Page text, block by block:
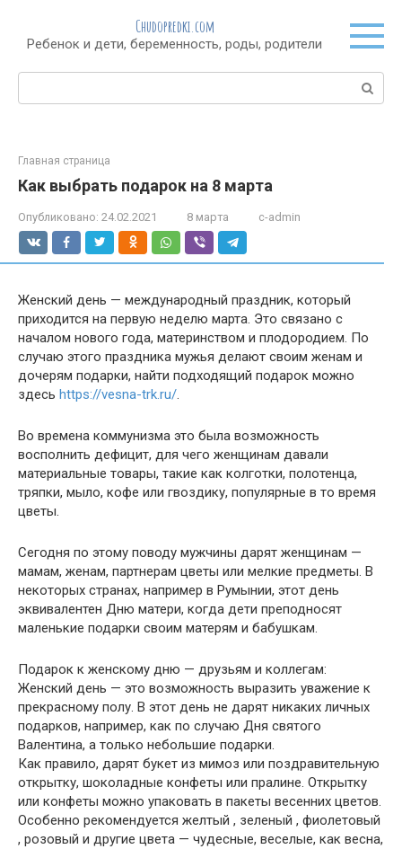
контенту
Chudopredki.com
Ребенок и дети, беременность, роды, родители
Поиск:
Главная страница
Как выбрать подарок на 8 марта
Опубликовано: 24.02.2021 8 марта c-admin
Женский день — международный праздник, который
приходится на первую неделю марта. Это связано с
началом нового года, материнством и плодородием. По
случаю этого праздника мужья делают своим женам и
дочерям подарки, найти подходящий подарок можно
здесь https://vesna-trk.ru/.
Во времена коммунизма это была возможность
восполнить дефицит, для чего женщинам давали
материальные товары, такие как колготки, полотенца,
тряпки, мыло, кофе или гвоздику, популярные в то время
цветы.
Сегодня по этому поводу мужчины дарят женщинам —
мамам, женам, партнерам цветы или мелкие предметы. В
некоторых странах, например в Румынии, этот день
эквивалентен Дню матери, когда дети преподносят
маленькие подарки своим матерям и бабушкам.
Подарок к женскому дню — друзьям и коллегам:
Женский день — это возможность выразить уважение к
прекрасному полу. В этот день не дарят никаких личных
подарков, например, как по случаю Дня святого
Валентина, а только небольшие подарки.
Как правило, дарят букет из мимоз или поздравительную
открытку, шоколадные конфеты или пралине. Открытку
или конфеты можно упаковать в пакеты весенних цветов.
Особенно рекомендуется желтый , зеленый , фиолетовый
, розовый и другие цвета — чудесные, веселые, как весна,